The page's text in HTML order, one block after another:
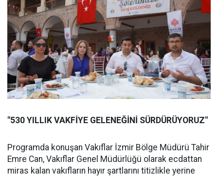
"530 YILLIK VAKFİYE GELENEĞİNİ SÜRDÜRÜYORUZ"
Programda konuşan Vakıflar İzmir Bölge Müdürü Tahir
Emre Can, Vakıflar Genel Müdürlüğü olarak ecdattan
miras kalan vakıfların hayır şartlarını titizlikle yerine